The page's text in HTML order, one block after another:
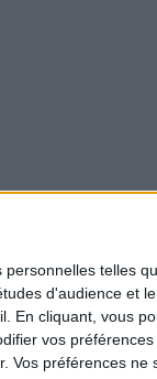
telles
d'audience et
En cliquant, vous
vos préférences
préférences ne